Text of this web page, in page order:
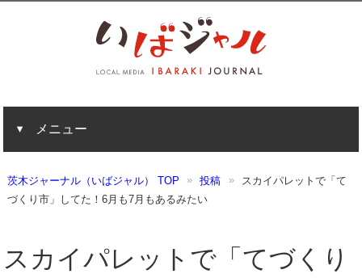
メニュー
茨木ジャーナル（いばジャル） TOP 投稿
スカイパレットで「て
づくり市」してた！6月も7月もあるみたい
スカイパレットで「てづくり